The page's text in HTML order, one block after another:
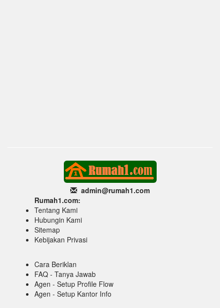
admin@rumah1.com
Rumah1.com:
Tentang Kami
Hubungin Kami
Sitemap
Kebijakan Privasi
Cara Beriklan
FAQ - Tanya Jawab
Agen - Setup Profile Flow
Agen - Setup Kantor Info